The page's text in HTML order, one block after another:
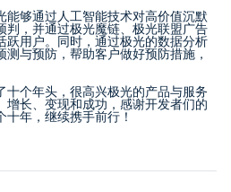
能够通过人工智能技术对高价值沉默
判，并通过极光魔链、极光联盟广告
跃用户。同时，通过极光的数据分析
与预防，帮助客户做好预防措施，
十个年头，很高兴极光的产品与服务
增长、变现和成功，感谢开发者们的
十年，继续携手前行！